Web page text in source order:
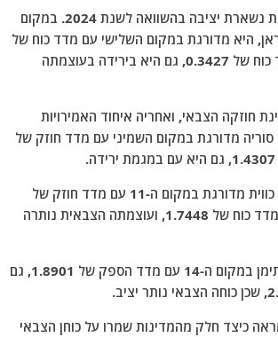
טורקיה מגיעה למקום הראשון עם מדד כוח של 0.1902, שכן עוצמתה הצבאית נשארת יציבה בהשוואה לשנת 2024. במקום
הצבאי. באשר לאיראן, היא מדורגת במקום השלישי עם מדד כוח של
0.3048, עם ירידה בעוצמתה הצבאית. מצרים מגיעה למקום הרביעי עם מדד כוח של 0.3427, גם היא בירידה בעוצמתה
של 0.7738, ונשארת יציבה מבחינת חוזקה הצבאי, ואחריה איחוד האמירויות
כשגם חוזקה הצבאי יציב. סוריה מדורגת במקום השמיני עם מדד חוזק של
במקום העשירי, ירדן עם מדד כוח של 1.6139, עם עלייה בעוצמתה הצבאית. כווית מדורגת במקום ה-11 עם מדד חוזק של
1.6982, עם ירידה בעוצמתה. באשר לבחריין, היא מדורגת במקום ה-12 עם מדד כוח של 1.7448, ועוצמתה הצבאית נותרה
במקום ה-13, עומאן עם מדד כוח של 1.8047, עם ירידה בעוצמתה, ואחריה תימן במקום ה-14 עם מדד הספק של 1.8901, גם
כיצד חלק מהמדינות שמרו על כוחן הצבאי